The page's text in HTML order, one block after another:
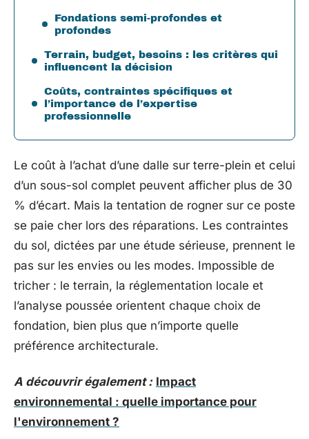
Fondations semi-profondes et
profondes
Terrain, budget, besoins : les critères qui
influencent la décision
Coûts, contraintes spécifiques et
l’importance de l’expertise
professionnelle
Le coût à l’achat d’une dalle sur terre-plein et celui
d’un sous-sol complet peuvent afficher plus de 30
% d’écart. Mais la tentation de rogner sur ce poste
se paie cher lors des réparations. Les contraintes
du sol, dictées par une étude sérieuse, prennent le
pas sur les envies ou les modes. Impossible de
tricher : le terrain, la réglementation locale et
l’analyse poussée orientent chaque choix de
fondation, bien plus que n’importe quelle
préférence architecturale.
A découvrir également : Impact
environnemental : quelle importance pour
l'environnement ?